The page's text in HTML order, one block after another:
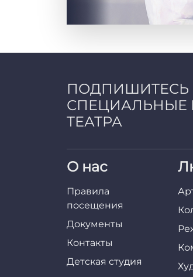
ПОДПИШИТЕСЬ
СПЕЦИАЛЬНЫЕ
ТЕАТРА
О нас
Правила
посещения
Документы
Контакты
Детская студия